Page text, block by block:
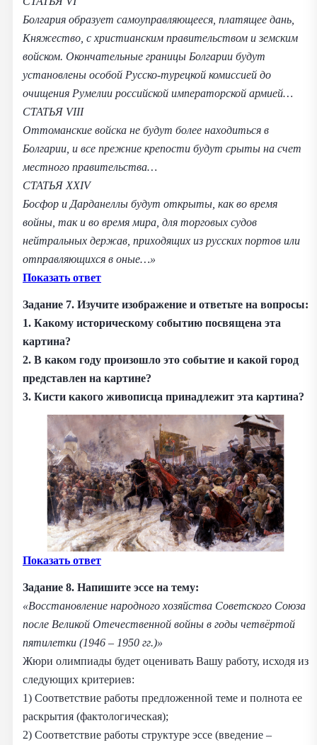
Болгария образует самоуправляющееся, платящее дань,
Княжество, с христианским правительством и земским
войском. Окончательные границы Болгарии будут
установлены особой Русско-турецкой комиссией до
очищения Румелии российской императорской армией…
СТАТЬЯ VIII
Оттоманские войска не будут более находиться в
Болгарии, и все прежние крепости будут срыты на счет
местного правительства…
СТАТЬЯ XXIV
Босфор и Дарданеллы будут открыты, как во время
войны, так и во время мира, для торговых судов
нейтральных держав, приходящих из русских портов или
отправляющихся в оные…»
Показать ответ
Задание 7. Изучите изображение и ответьте на вопросы:
1. Какому историческому событию посвящена эта
картина?
2. В каком году произошло это событие и какой город
представлен на картине?
3. Кисти какого живописца принадлежит эта картина?
Показать ответ
Задание 8. Напишите эссе на тему:
«Восстановление народного хозяйства Советского Союза
после Великой Отечественной войны в годы четвёртой
пятилетки (1946 – 1950 гг.)»
Жюри олимпиады будет оценивать Вашу работу, исходя из
следующих критериев:
1) Соответствие работы предложенной теме и полнота ее
раскрытия (фактологическая);
2) Соответствие работы структуре эссе (введение –